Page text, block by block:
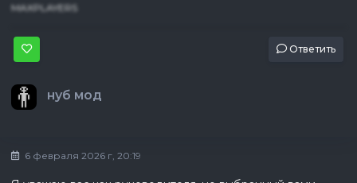
MAXPLAYERS
Ответить
нуб мод
6 февраля 2026 г, 20:19